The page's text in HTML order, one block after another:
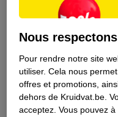
Nous
Pour rendre notre site
utiliser. Cela nous
offres et promotions,
dehors de Kruidvat.be.
acceptez. Vous pouvez